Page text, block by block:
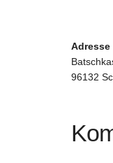
Adresse
96132